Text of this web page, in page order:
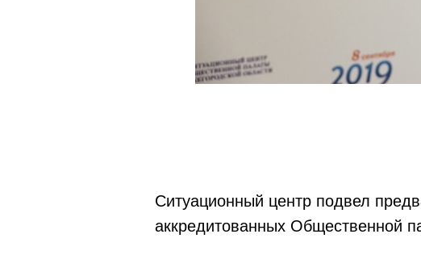
Ситуационный центр подвел
аккредитованных Общественной